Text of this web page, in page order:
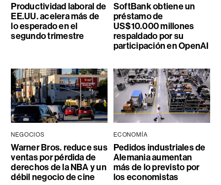
Productividad laboral de
EE.UU. acelera más de
lo esperado en el
segundo trimestre
SoftBank obtiene un
préstamo de
US$10.000 millones
respaldado por su
participación en OpenAI
NEGOCIOS
Warner Bros. reduce sus
ventas por pérdida de
derechos de la NBA y un
débil negocio de cine
ECONOMÍA
Pedidos industriales de
Alemania aumentan
más de lo previsto por
los economistas